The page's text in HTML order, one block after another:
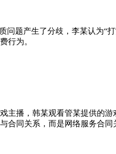
问题产生了分歧，李某认为“
行为。
主播，韩某观看管某提供的
合同关系，而是网络服务合同